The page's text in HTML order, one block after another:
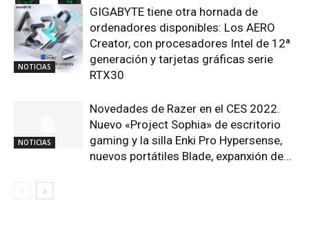
NOTICIAS
NOTICIAS
GIGABYTE tiene otra hornada de
ordenadores disponibles: Los AERO
Creator, con procesadores Intel de 12ª
generación y tarjetas gráficas serie
RTX30
NOTICIAS
Novedades de Razer en el CES 2022.
Nuevo «Project Sophia» de escritorio
gaming y la silla Enki Pro Hypersense,
nuevos portátiles Blade, expanxión de...